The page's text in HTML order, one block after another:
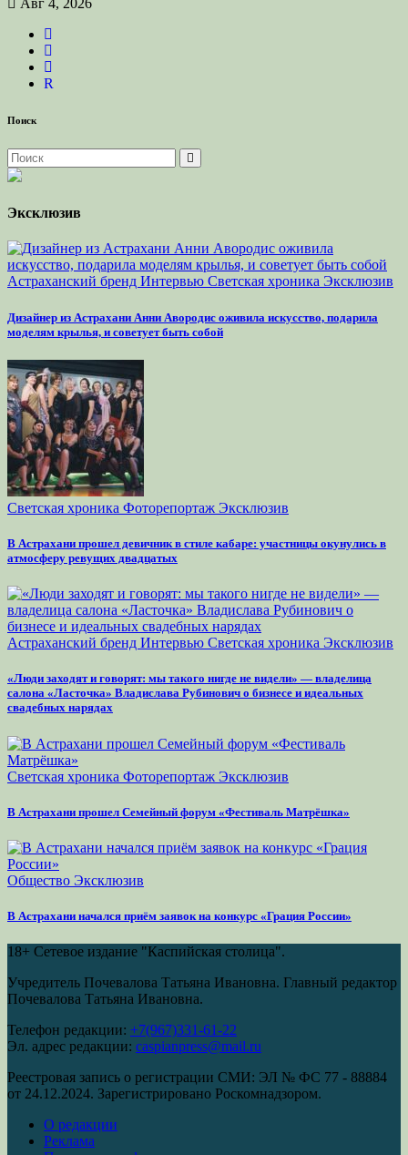
Авг 4, 2026
R
Поиск
Эксклюзив
Астраханский бренд Интервью Светская хроника Эксклюзив
Дизайнер из Астрахани Анни Авородис оживила искусство, подарила
моделям крылья, и советует быть собой
Светская хроника Фоторепортаж Эксклюзив
В Астрахани прошел девичник в стиле кабаре: участницы окунулись в
атмосферу ревущих двадцатых
Астраханский бренд Интервью Светская хроника Эксклюзив
«Люди заходят и говорят: мы такого нигде не видели» — владелица
салона «Ласточка» Владислава Рубинович о бизнесе и идеальных
свадебных нарядах
Светская хроника Фоторепортаж Эксклюзив
В Астрахани прошел Семейный форум «Фестиваль Матрёшка»
Общество Эксклюзив
В Астрахани начался приём заявок на конкурс «Грация России»
18+ Сетевое издание "Каспийская столица".
Учредитель Почевалова Татьяна Ивановна. Главный редактор
Почевалова Татьяна Ивановна.
Телефон редакции: +7(967)331-61-22
Эл. адрес редакции: caspianpress@mail.ru
Реестровая запись о регистрации СМИ: ЭЛ № ФС 77 - 88884
от 24.12.2024. Зарегистрировано Роскомнадзором.
О редакции
Реклама